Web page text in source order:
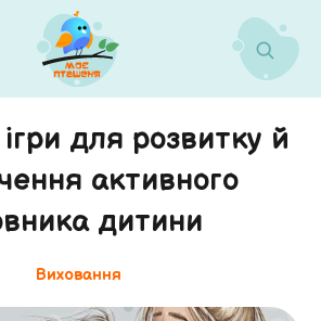
для розвитку й
активного
дитини
Виховання